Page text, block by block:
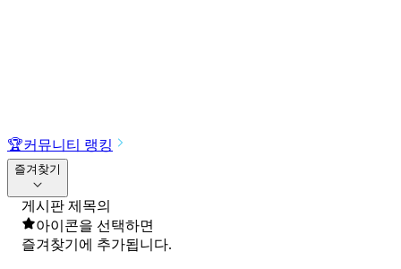
🏆커뮤니티 랭킹
즐겨찾기
게시판 제목의
아이콘을 선택하면
즐겨찾기에 추가됩니다.